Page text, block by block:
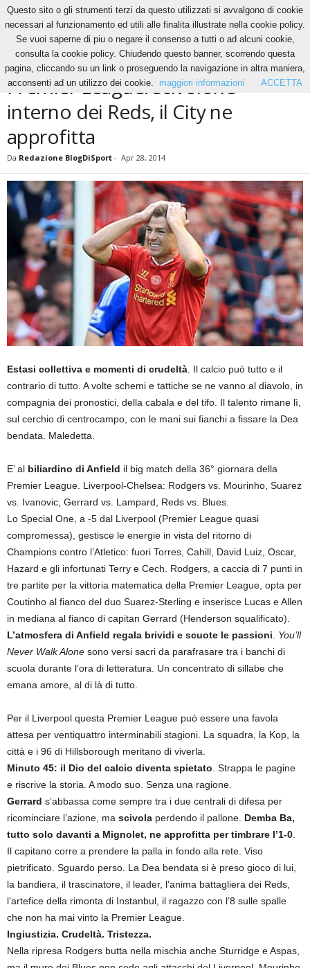
News Premier League: scivolone interno dei Reds, il City ne approfitta
NEWS
Premier League: scivolone
interno dei Reds, il City ne
approfitta
Da Redazione BlogDiSport - Apr 28, 2014
Estasi collettiva e momenti di crudeltà . Il calcio può tutto e il
contrario di tutto. A volte schemi e tattiche se ne vanno al diavolo, in
compagnia dei pronostici, della cabala e del tifo. Il talento rimane lì,
sul cerchio di centrocampo, con le mani sui fianchi a fissare la Dea
bendata. Maledetta.
E’ al biliardino di Anfield il big match della 36° giornara della
Premier League. Liverpool-Chelsea: Rodgers vs. Mourinho, Suarez
vs. Ivanovic, Gerrard vs. Lampard, Reds vs. Blues.
Lo Special One, a -5 dal Liverpool (Premier League quasi
compromessa), gestisce le energie in vista del ritorno di
Champions contro l’Atletico: fuori Torres, Cahill, David Luiz, Oscar,
Hazard e gli infortunati Terry e Cech. Rodgers, a caccia di 7 punti in
tre partite per la vittoria matematica della Premier League, opta per
Coutinho al fianco del duo Suarez-Sterling e inserisce Lucas e Allen
in mediana al fianco di capitan Gerrard (Henderson squalificato).
L’atmosfera di Anfield regala brividi e scuote le passioni
You’ll
Never Walk Alone sono versi sacri da parafrasare tra i banchi di
scuola durante l’ora di letteratura. Un concentrato di sillabe che
emana amore, al di là di tutto.
Per il Liverpool questa Premier League può essere una favola
attesa per ventiquattro interminabili stagioni. La squadra, la Kop, la
città e i 96 di Hillsborough meritano di viverla.
Minuto 45: il Dio del calcio diventa spietato . Strappa le pagine
e riscrive la storia. A modo suo. Senza una ragione.
Gerrard s’abbassa come sempre tra i due centrali di difesa per
ricominciare l’azione, ma scivola perdendo il pallone. Demba Ba,
tutto solo davanti a Mignolet, ne approfitta per timbrare l’1-0
Il capitano corre a prendere la palla in fondo alla rete. Viso
pietrificato. Sguardo perso. La Dea bendata si è preso gioco di lui,
la bandiera, il trascinatore, il leader, l’anima battagliera dei Reds,
l’artefice della rimonta di Instanbul, il ragazzo con l’8 sulle spalle
che non ha mai vinto la Premier League.
Ingiustizia. Crudeltà. Tristezza.
Nella ripresa Rodgers butta nella mischia anche Sturridge e Aspas,
Questo sito o gli strumenti terzi da questo utilizzati si avvalgono di cookie
necessari al funzionamento ed utili alle finalita illustrate nella cookie policy.
Se vuoi saperne di piu o negare il consenso a tutti o ad alcuni cookie,
consulta la cookie policy. Chiudendo questo banner, scorrendo questa
pagina, cliccando su un link o proseguendo la navigazione in altra maniera,
acconsenti ad un utilizzo dei cookie.
maggiori informazioni ACCETTA